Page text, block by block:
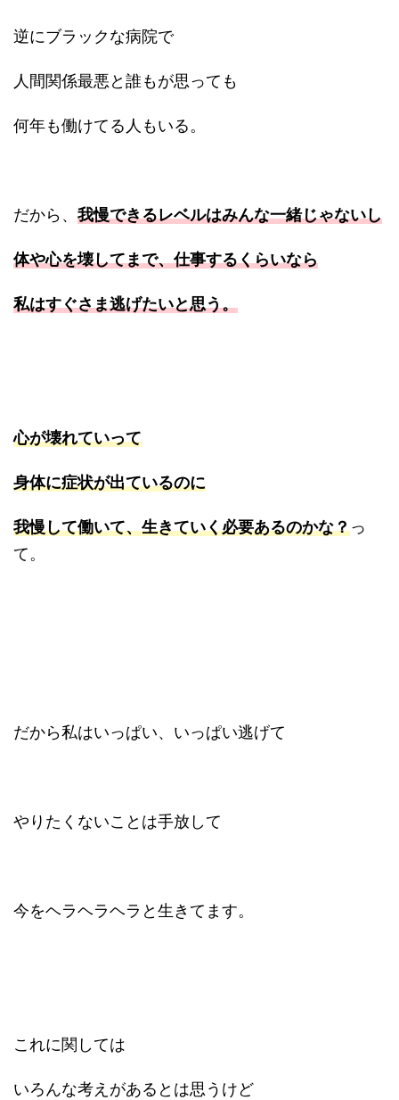
逆にブラックな病院で
人間関係最悪と誰もが思っても
何年も働けてる人もいる。
だから、 我慢できるレベルはみんな一緒じゃないし
体や心を壊してまで、仕事するくらいなら
私はすぐさま逃げたいと思う。
心が壊れていって
身体に症状が出ているのに
我慢して働いて、生きていく必要あるのかな？っ
て。
だから私はいっぱい、いっぱい逃げて
やりたくないことは手放して
今をヘラヘラヘラと生きてます。
これに関しては
いろんな考えがあるとは思うけど